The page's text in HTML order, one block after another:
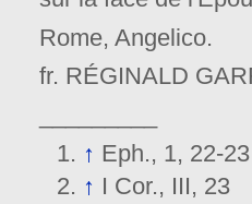
Rome, Angelico.
fr. RÉGINALD
↑ Eph., 1, 22-
↑ I Cor., III, 23